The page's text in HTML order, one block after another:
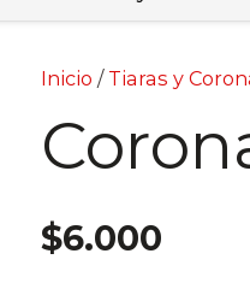
Inicio / Tiaras y
$6.000